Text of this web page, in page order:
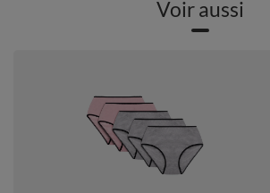
Voir aussi